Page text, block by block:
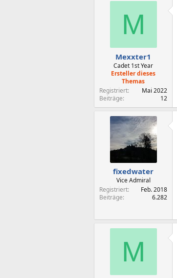
M
Mexxter1
Cadet 1st Year
Ersteller dieses
Themas
Registriert
Mai 2022
Beiträge
12
fixedwater
Vice Admiral
Registriert
Feb. 2018
Beiträge
6.282
M